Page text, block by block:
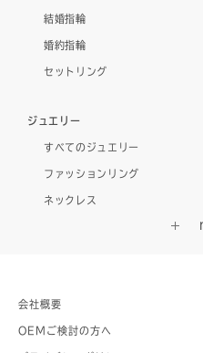
結婚指輪
婚約指輪
セットリング
ジュエリー
すべてのジュエリー
ファッションリング
ネックレス
会社概要
OEMご検討の方へ